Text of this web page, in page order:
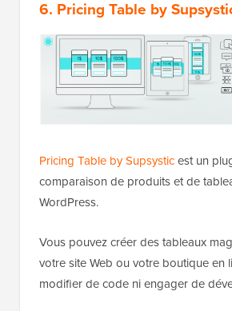
6. Pricing Table by
Pricing Table by Supsysticest un
comparaison de produits et de
WordPress.
Vous pouvez créer des tableaux
votre site Web ou votre boutique en
modifier de code ni engager de